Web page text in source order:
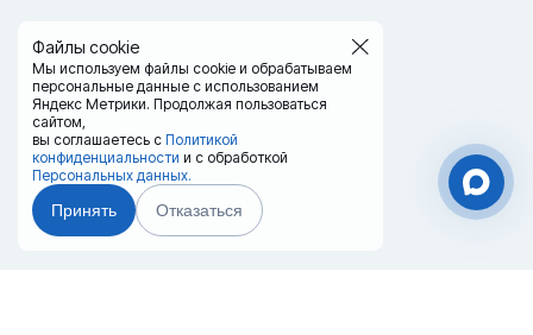
Файлы cookie
Мы используем файлы cookie и обрабатываем
персональные данные с использованием
Яндекс Метрики. Продолжая пользоваться
сайтом,
вы соглашаетесь с Политикой
конфиденциальности и с обработкой
Персональных данных.
Принять Отказаться